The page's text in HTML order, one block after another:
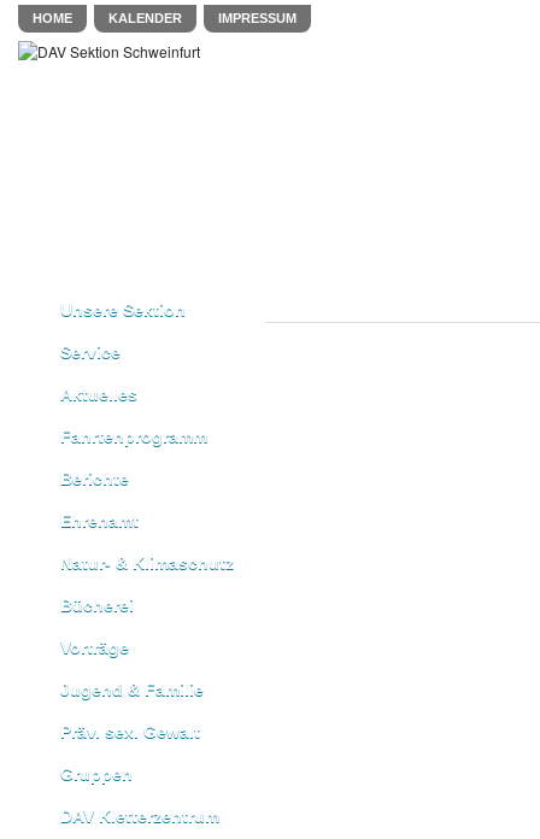
HOME KALENDER IMPRESSUM
Unsere Sektion
Service
Aktuelles
Fahrtenprogramm
Berichte
Ehrenamt
Natur- & Klimaschutz
Bücherei
Vorträge
Jugend & Familie
Präv. sex. Gewalt
Gruppen
DAV Kletterzentrum